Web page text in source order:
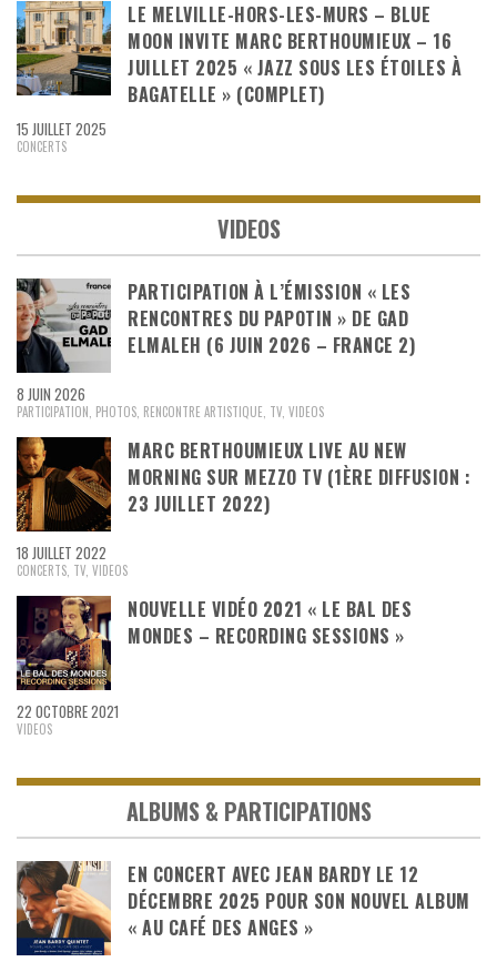
LE MELVILLE-HORS-LES-MURS – BLUE
MOON INVITE MARC BERTHOUMIEUX – 16
JUILLET 2025 « JAZZ SOUS LES ÉTOILES À
BAGATELLE » (COMPLET)
15 JUILLET 2025
CONCERTS
VIDEOS
PARTICIPATION À L’ÉMISSION « LES
RENCONTRES DU PAPOTIN » DE GAD
ELMALEH (6 JUIN 2026 – FRANCE 2)
8 JUIN 2026
PARTICIPATION PHOTOS RENCONTRE ARTISTIQUE TV VIDEOS
MARC BERTHOUMIEUX LIVE AU NEW
MORNING SUR MEZZO TV (1ÈRE DIFFUSION :
23 JUILLET 2022)
18 JUILLET 2022
CONCERTS TV VIDEOS
NOUVELLE VIDÉO 2021 « LE BAL DES
MONDES – RECORDING SESSIONS »
22 OCTOBRE 2021
VIDEOS
ALBUMS & PARTICIPATIONS
EN CONCERT AVEC JEAN BARDY LE 12
DÉCEMBRE 2025 POUR SON NOUVEL ALBUM
« AU CAFÉ DES ANGES »